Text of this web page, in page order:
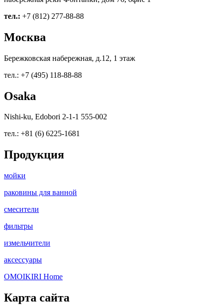
тел.: +7 (812) 277-88-88
Москва
Бережковская набережная, д.12, 1 этаж
тел.: +7 (495) 118-88-88
Osaka
Nishi-ku, Edobori 2-1-1 555-002
тел.: +81 (6) 6225-1681
Продукция
мойки
раковины для ванной
смесители
фильтры
измельчители
аксессуары
OMOIKIRI Home
Карта сайта